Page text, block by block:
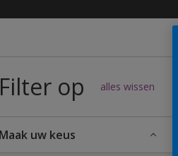
Filter op alles wissen
Maak uw keus